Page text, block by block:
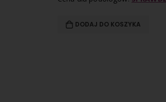
DODAJ DO KOSZYKA